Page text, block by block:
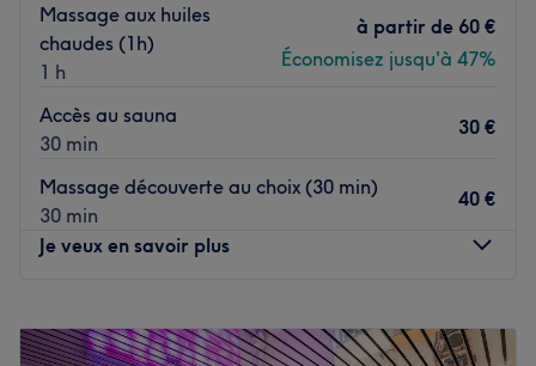
L’équipe
Une équipe de masseurs est aux petits soins pour sa
clientèle.
Nos coups de cœur :
moderne où l’on se sent détendu.
Les spécialités de l’établissement : les massages, les soins
du corps et l'accès au spa.
Massage aux huiles
chaudes (1h)
1 h
à partir de 60 €
Économisez jusqu'à 47%
Accès au sauna
30 min
30 €
Massage découverte au choix (30 min)
30 min
40 €
Je veux en savoir plus
Mardi
11:00–19:00